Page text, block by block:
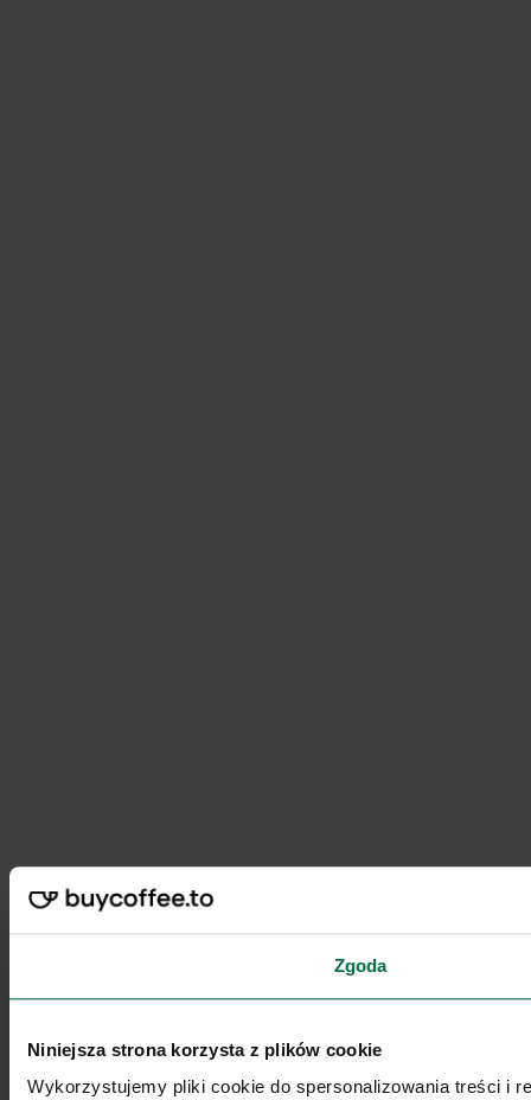
Zgoda
Niniejsza strona korzysta z plików cookie
Wykorzystujemy pliki cookie do spersonalizowania treści i